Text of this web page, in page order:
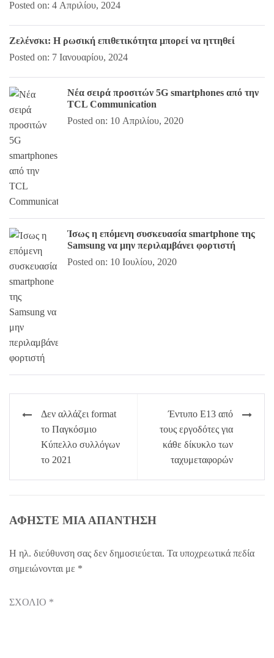
Posted on: 4 Απριλίου, 2024
Ζελένσκι: Η ρωσική επιθετικότητα μπορεί να ηττηθεί
Posted on: 7 Ιανουαρίου, 2024
Νέα σειρά προσιτών 5G smartphones από την
TCL Communication
Posted on: 10 Απριλίου, 2020
Ίσως η επόμενη συσκευασία smartphone της
Samsung να μην περιλαμβάνει φορτιστή
Posted on: 10 Ιουλίου, 2020
Πλοήγηση
άρθρων
Δεν αλλάζει format
το Παγκόσμιο
Κύπελλο συλλόγων
το 2021
Έντυπο Ε13 από
τους εργοδότες για
κάθε δίκυκλο των
ταχυμεταφορών
ΑΦΉΣΤΕ ΜΙΑ ΑΠΆΝΤΗΣΗ
Η ηλ. διεύθυνση σας δεν δημοσιεύεται. Τα υποχρεωτικά πεδία
σημειώνονται με *
ΣΧΌΛΙΟ *